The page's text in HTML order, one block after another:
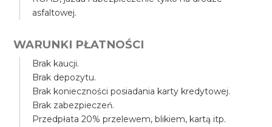
asfaltowej.
WARUNKI PŁATNOŚCI
Brak kaucji.
Brak depozytu.
Brak konieczności posiadania karty kredytowej.
Brak zabezpieczeń.
Przedpłata 20% przelewem, blikiem, kartą itp.